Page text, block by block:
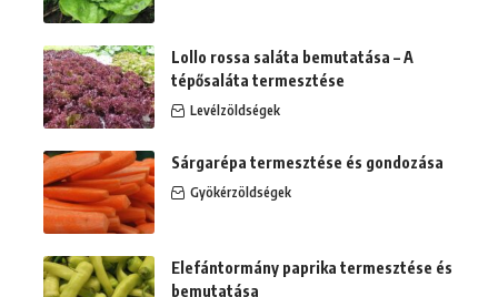
Lollo rossa saláta bemutatása – A
tépősaláta termesztése
Levélzöldségek
Sárgarépa termesztése és gondozása
Gyökérzöldségek
Elefántormány paprika termesztése és
bemutatása